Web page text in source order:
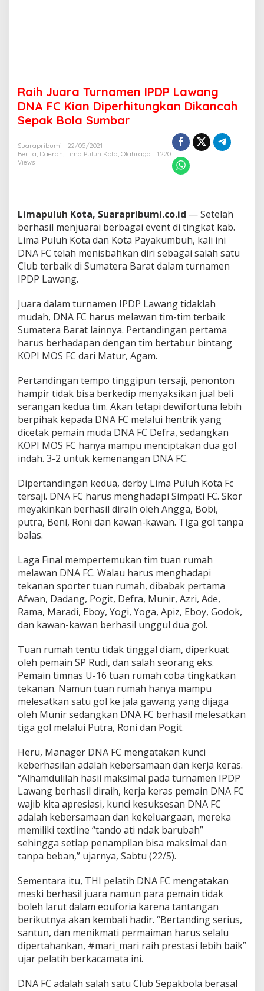
N
A
F
a
r
h
i
t
u
n
a
n
D
i
k
c
a
h
S
e
p
a
k
B
l
a
S
m
r
Raih Juara Turnamen IPDP Lawang
DNA FC Kian Diperhitungkan Dikancah
Sepak Bola Sumbar
Suarapribumi
22/05/2021
Berita, Daerah, Lima Puluh Kota, Olahraga
1,220
Views
Limapuluh Kota, Suarapribumi.co.id — Setelah
berhasil menjuarai berbagai event di tingkat kab.
Lima Puluh Kota dan Kota Payakumbuh, kali ini
DNA FC telah menisbahkan diri sebagai salah satu
Club terbaik di Sumatera Barat dalam turnamen
IPDP Lawang.
Juara dalam turnamen IPDP Lawang tidaklah
mudah, DNA FC harus melawan tim-tim terbaik
Sumatera Barat lainnya. Pertandingan pertama
harus berhadapan dengan tim bertabur bintang
KOPI MOS FC dari Matur, Agam.
Pertandingan tempo tinggipun tersaji, penonton
hampir tidak bisa berkedip menyaksikan jual beli
serangan kedua tim. Akan tetapi dewifortuna lebih
berpihak kepada DNA FC melalui hentrik yang
dicetak pemain muda DNA FC Defra, sedangkan
KOPI MOS FC hanya mampu menciptakan dua gol
indah. 3-2 untuk kemenangan DNA FC.
Dipertandingan kedua, derby Lima Puluh Kota Fc
tersaji. DNA FC harus menghadapi Simpati FC. Skor
meyakinkan berhasil diraih oleh Angga, Bobi,
putra, Beni, Roni dan kawan-kawan. Tiga gol tanpa
balas.
Laga Final mempertemukan tim tuan rumah
melawan DNA FC. Walau harus menghadapi
tekanan sporter tuan rumah, dibabak pertama
Afwan, Dadang, Pogit, Defra, Munir, Azri, Ade,
Rama, Maradi, Eboy, Yogi, Yoga, Apiz, Eboy, Godok,
dan kawan-kawan berhasil unggul dua gol.
Tuan rumah tentu tidak tinggal diam, diperkuat
oleh pemain SP Rudi, dan salah seorang eks.
Pemain timnas U-16 tuan rumah coba tingkatkan
tekanan. Namun tuan rumah hanya mampu
melesatkan satu gol ke jala gawang yang dijaga
oleh Munir sedangkan DNA FC berhasil melesatkan
tiga gol melalui Putra, Roni dan Pogit.
Heru, Manager DNA FC mengatakan kunci
keberhasilan adalah kebersamaan dan kerja keras.
“Alhamdulilah hasil maksimal pada turnamen IPDP
Lawang berhasil diraih, kerja keras pemain DNA FC
wajib kita apresiasi, kunci kesuksesan DNA FC
adalah kebersamaan dan kekeluargaan, mereka
memiliki textline “tando ati ndak barubah”
sehingga setiap penampilan bisa maksimal dan
tanpa beban,” ujarnya, Sabtu (22/5).
Sementara itu, THI pelatih DNA FC mengatakan
meski berhasil juara namun para pemain tidak
boleh larut dalam eouforia karena tantangan
berikutnya akan kembali hadir. “Bertanding serius,
santun, dan menikmati permaiman harus selalu
dipertahankan, #mari_mari raih prestasi lebih baik”
ujar pelatih berkacamata ini.
DNA FC adalah salah satu Club Sepakbola berasal